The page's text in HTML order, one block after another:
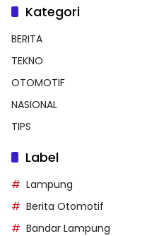
Kategori
BERITA
TEKNO
OTOMOTIF
NASIONAL
TIPS
Label
Lampung
Berita Otomotif
Bandar Lampung